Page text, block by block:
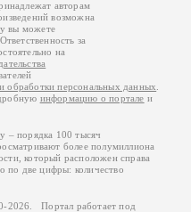
авторам
возможна
вы можете
за
на
обработки персональных данных
информацию о портале и
– порядка 100 тысяч
более полумиллиона
который расположен справа
по две цифры: количество
2026. Портал работает под